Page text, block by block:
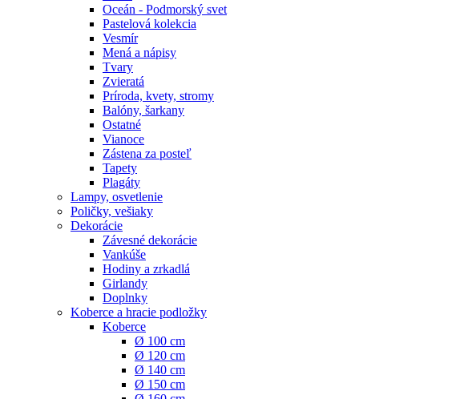
Oceán - Podmorský svet
Pastelová kolekcia
Vesmír
Mená a nápisy
Tvary
Zvieratá
Príroda, kvety, stromy
Balóny, šarkany
Ostatné
Vianoce
Zástena za posteľ
Tapety
Plagáty
Lampy, osvetlenie
Poličky, vešiaky
Dekorácie
Závesné dekorácie
Vankúše
Hodiny a zrkadlá
Girlandy
Doplnky
Koberce a hracie podložky
Koberce
Ø 100 cm
Ø 120 cm
Ø 140 cm
Ø 150 cm